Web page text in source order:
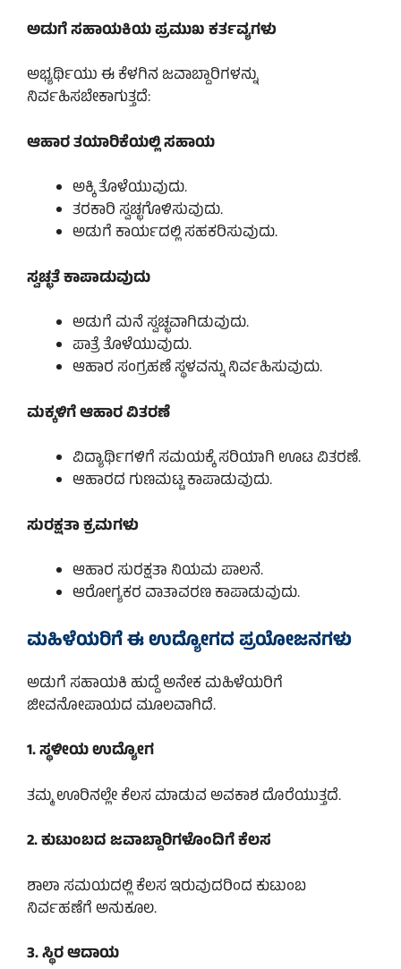
ಅಡುಗೆ ಸಹಾಯಕಿಯ ಪ್ರಮುಖ ಕರ್ತವ್ಯಗಳು
ಅಭ್ಯರ್ಥಿಯು ಈ ಕೆಳಗಿನ ಜವಾಬ್ದಾರಿಗಳನ್ನು
ನಿರ್ವಹಿಸಬೇಕಾಗುತ್ತದೆ:
ಆಹಾರ ತಯಾರಿಕೆಯಲ್ಲಿ ಸಹಾಯ
ಅಕ್ಕಿ ತೊಳೆಯುವುದು.
ತರಕಾರಿ ಸ್ವಚ್ಛಗೊಳಿಸುವುದು.
ಅಡುಗೆ ಕಾರ್ಯದಲ್ಲಿ ಸಹಕರಿಸುವುದು.
ಸ್ವಚ್ಛತೆ ಕಾಪಾಡುವುದು
ಅಡುಗೆ ಮನೆ ಸ್ವಚ್ಛವಾಗಿಡುವುದು.
ಪಾತ್ರೆ ತೊಳೆಯುವುದು.
ಆಹಾರ ಸಂಗ್ರಹಣೆ ಸ್ಥಳವನ್ನು ನಿರ್ವಹಿಸುವುದು.
ಮಕ್ಕಳಿಗೆ ಆಹಾರ ವಿತರಣೆ
ವಿದ್ಯಾರ್ಥಿಗಳಿಗೆ ಸಮಯಕ್ಕೆ ಸರಿಯಾಗಿ ಊಟ ವಿತರಣೆ.
ಆಹಾರದ ಗುಣಮಟ್ಟ ಕಾಪಾಡುವುದು.
ಸುರಕ್ಷತಾ ಕ್ರಮಗಳು
ಆಹಾರ ಸುರಕ್ಷತಾ ನಿಯಮ ಪಾಲನೆ.
ಆರೋಗ್ಯಕರ ವಾತಾವರಣ ಕಾಪಾಡುವುದು.
ಮಹಿಳೆಯರಿಗೆ ಈ ಉದ್ಯೋಗದ ಪ್ರಯೋಜನಗಳು
ಅಡುಗೆ ಸಹಾಯಕಿ ಹುದ್ದೆ ಅನೇಕ ಮಹಿಳೆಯರಿಗೆ
ಜೀವನೋಪಾಯದ ಮೂಲವಾಗಿದೆ.
1. ಸ್ಥಳೀಯ ಉದ್ಯೋಗ
ತಮ್ಮ ಊರಿನಲ್ಲೇ ಕೆಲಸ ಮಾಡುವ ಅವಕಾಶ ದೊರೆಯುತ್ತದೆ.
2. ಕುಟುಂಬದ ಜವಾಬ್ದಾರಿಗಳೊಂದಿಗೆ ಕೆಲಸ
ಶಾಲಾ ಸಮಯದಲ್ಲಿ ಕೆಲಸ ಇರುವುದರಿಂದ ಕುಟುಂಬ
ನಿರ್ವಹಣೆಗೆ ಅನುಕೂಲ.
3. ಸ್ಥಿರ ಆದಾಯ